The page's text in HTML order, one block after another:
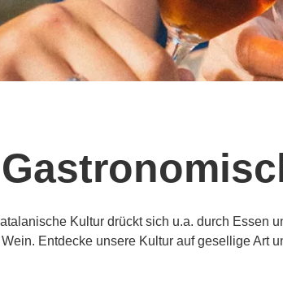
Kultur drückt sich u.a. durch Essen
Entdecke unsere Kultur auf gesellige Art